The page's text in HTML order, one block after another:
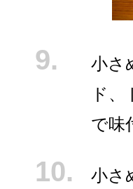
小さ
ド
で味
小さ